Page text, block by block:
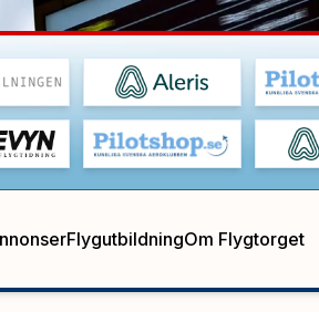
FlygutbildningOm Flygtorget